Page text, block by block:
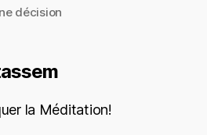
décision
la Méditation!